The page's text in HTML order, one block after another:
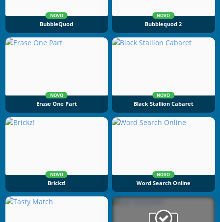
NOVO
BubbleQuod
NOVO
Bubblequod 2
NOVO
Erase One Part
NOVO
Black Stallion Cabaret
NOVO
Brickz!
NOVO
Word Search Online